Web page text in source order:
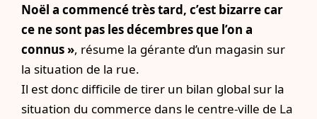
Noël a commencé très tard, c’est bizarre car
ce ne sont pas les décembres que l’on a
connus », résume la gérante d’un magasin sur
la situation de la rue.
Il est donc difficile de tirer un bilan global sur la
situation du commerce dans le centre-ville de La